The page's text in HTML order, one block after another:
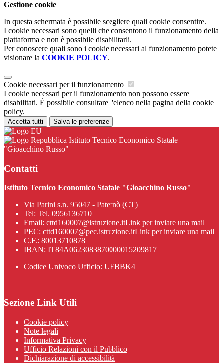
Gestione cookie
In questa schermata è possibile scegliere quali cookie consentire.
I cookie necessari sono quelli che consentono il funzionamento della
piattaforma e non è possibile disabilitarli.
Per conoscere quali sono i cookie necessari al funzionamento potete
visionare la COOKIE POLICY.
Cookie necessari per il funzionamento
I cookie necessari per il funzionamento non possono essere
disabilitati. È possibile consultare l'elenco nella pagina della cookie
policy.
Accetta tutti Salva le preferenze
Istituto Tecnico Economico Statale
"Gioacchino Russo"
Contatti
Istituto Tecnico Economico Statale "Gioacchino Russo"
Via Parini s.n. 95047 - Paternò (CT)
Tel: Tel. 0956136710
Email: cttd160007@istruzione.itLink per inviare una mail
PEC: cttd160007@pec.istruzione.itLink per inviare una mail
C.F.: 80013710878
IBAN: IT84A0623083870000015209817
Codice Univoco Ufficio: UFBBK4
Sezione Link Utili
Cookie policy
Note legali
Informativa Privacy
Ufficio Relazioni con il Pubblico
Dichiarazione di accessibilità